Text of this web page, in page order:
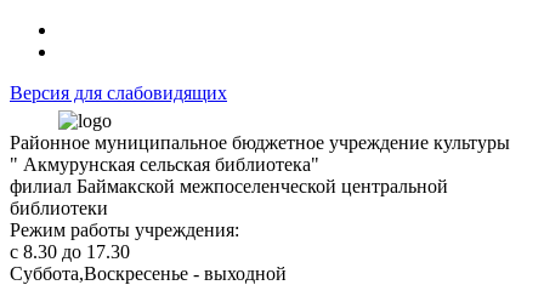
Версия для слабовидящих
Районное муниципальное бюджетное учреждение культуры
" Акмурунская сельская библиотека"
филиал Баймакской межпоселенческой центральной
библиотеки
Режим работы учреждения:
с 8.30 до 17.30
Суббота,Воскресенье - выходной